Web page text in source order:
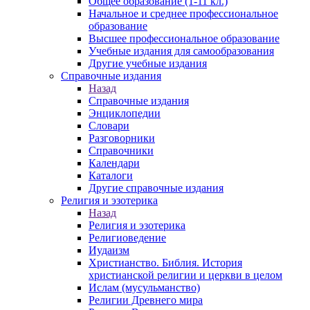
Начальное и среднее профессиональное
образование
Высшее профессиональное образование
Учебные издания для самообразования
Другие учебные издания
Справочные издания
Назад
Справочные издания
Энциклопедии
Словари
Разговорники
Справочники
Календари
Каталоги
Другие справочные издания
Религия и эзотерика
Назад
Религия и эзотерика
Религиоведение
Иудаизм
Христианство. Библия. История
христианской религии и церкви в целом
Ислам (мусульманство)
Религии Древнего мира